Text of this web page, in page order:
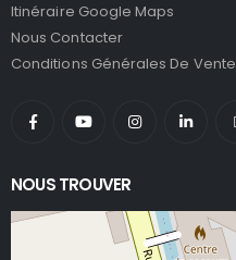
Itinéraire Google Maps
Nous Contacter
Conditions Générales De Vente
NOUS TROUVER